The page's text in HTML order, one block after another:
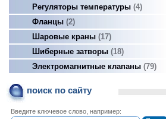
Регуляторы температуры 4
Фланцы 2
Шаровые краны 17
Шиберные затворы 18
Электромагнитные клапаны 79
поиск по сайту
Введите ключевое слово, например: